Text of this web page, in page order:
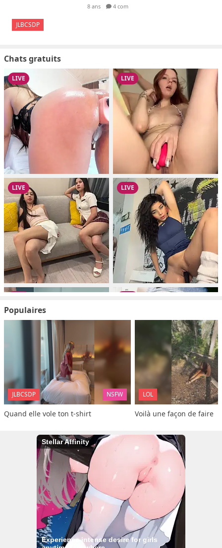
JLBCSDP
8 ans 4 com
Chats gratuits
Populaires
JLBCSDP NSFW
Quand elle vole ton t-shirt
LOL
Voilà une façon de faire